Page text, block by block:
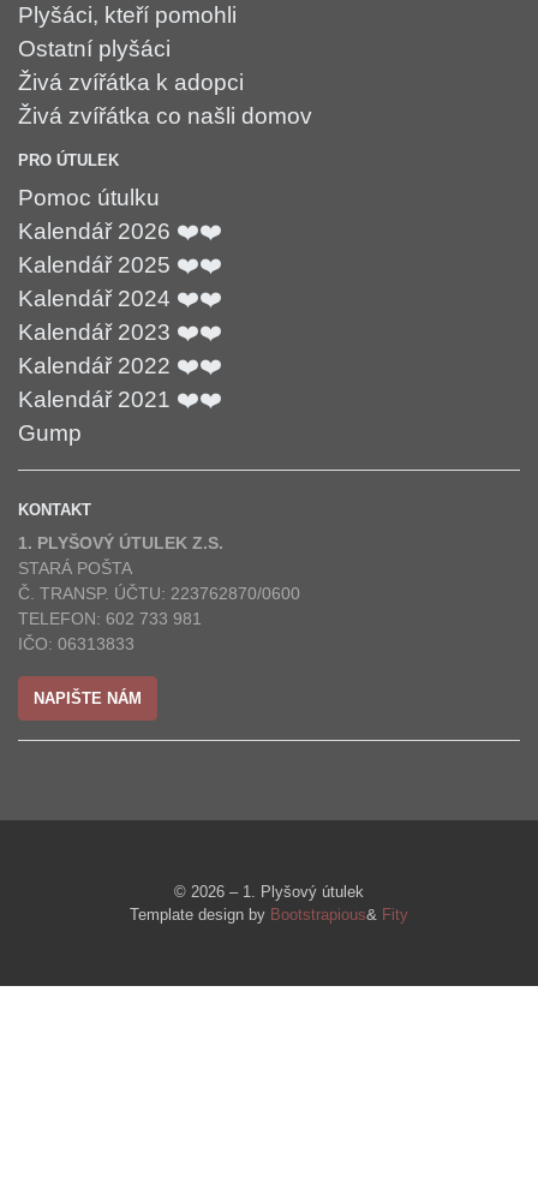
Plyšáci, kteří pomohli
Ostatní plyšáci
Živá zvířátka k adopci
Živá zvířátka co našli domov
PRO ÚTULEK
Pomoc útulku
Kalendář 2026 ❤️❤️
Kalendář 2025 ❤️❤️
Kalendář 2024 ❤️❤️
Kalendář 2023 ❤️❤️
Kalendář 2022 ❤️❤️
Kalendář 2021 ❤️❤️
Gump
KONTAKT
1. PLYŠOVÝ ÚTULEK Z.S.
STARÁ POŠTA
Č. TRANSP. ÚČTU: 223762870/0600
TELEFON: 602 733 981
IČO: 06313833
NAPIŠTE NÁM
© 2026 – 1. Plyšový útulek
Template design by Bootstrapious& Fity